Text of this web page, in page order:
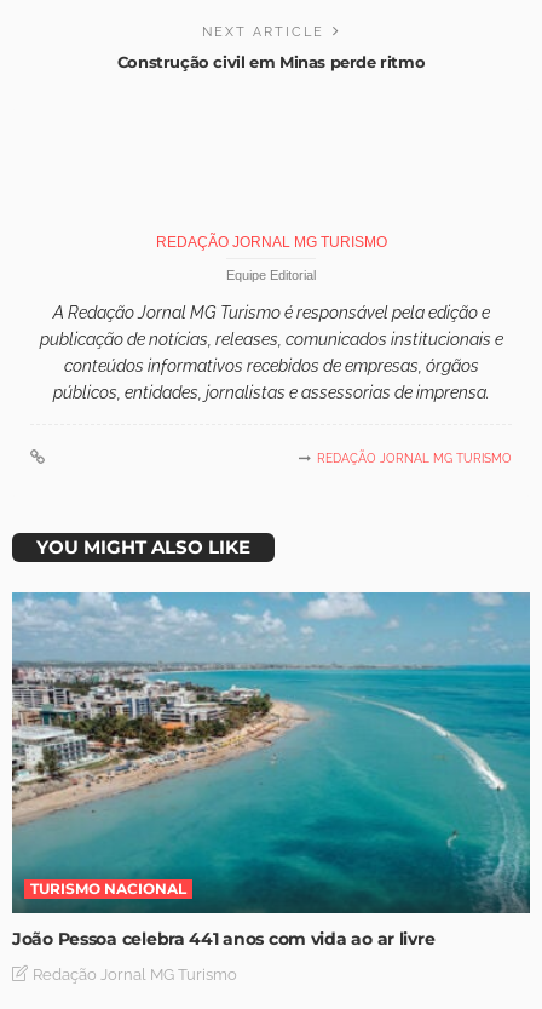
NEXT ARTICLE
Construção civil em Minas perde ritmo
REDAÇÃO JORNAL MG TURISMO
Equipe Editorial
A Redação Jornal MG Turismo é responsável pela edição e
publicação de notícias, releases, comunicados institucionais e
conteúdos informativos recebidos de empresas, órgãos
públicos, entidades, jornalistas e assessorias de imprensa.
REDAÇÃO JORNAL MG TURISMO
YOU MIGHT ALSO LIKE
TURISMO NACIONAL
João Pessoa celebra 441 anos com vida ao ar livre
Redação Jornal MG Turismo